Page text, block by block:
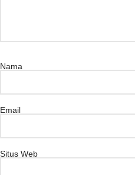
Nama
Email
Situs Web